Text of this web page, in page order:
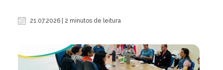
21.07.2026 | 2 minutos de leitura